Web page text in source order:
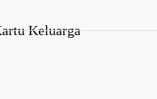
Keluarga